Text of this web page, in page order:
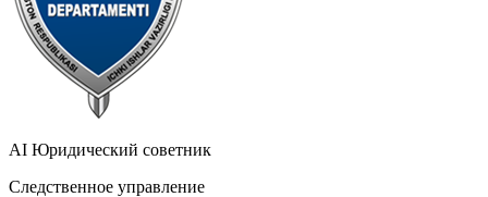
AI Юридический советник
Следственное управление